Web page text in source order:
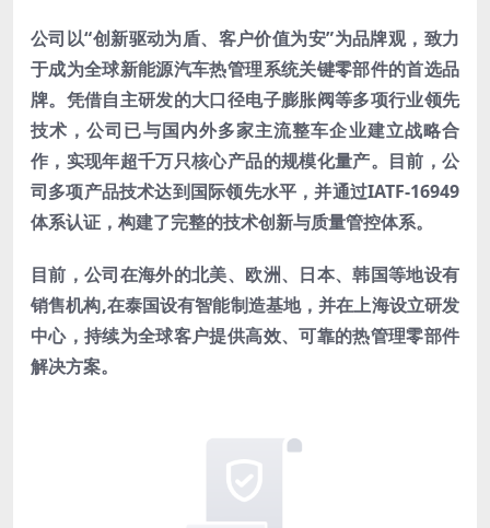
公司以“创新驱动为盾、客户价值为安”为品牌观，致力
于成为全球新能源汽车热管理系统关键零部件的首选品
牌。凭借自主研发的大口径电子膨胀阀等多项行业领先
技术，公司已与国内外多家主流整车企业建立战略合
作，实现年超千万只核心产品的规模化量产。目前，公
司多项产品技术达到国际领先水平，并通过IATF-16949
体系认证，构建了完整的技术创新与质量管控体系。
目前，公司在海外的北美、欧洲、日本、韩国等地设有
销售机构,在泰国设有智能制造基地，并在上海设立研发
中心，持续为全球客户提供高效、可靠的热管理零部件
解决方案。